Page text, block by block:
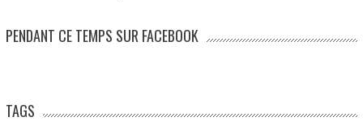
PENDANT CE TEMPS SUR FACEBOOK
TAGS